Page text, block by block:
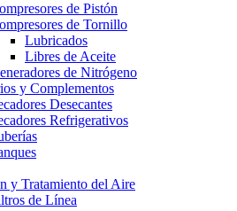
de Pistón
de Tornillo
Lubricados
Libres de Aceite
de Nitrógeno
y Complementos
Desecantes
Refrigerativos
y Tratamiento del Aire
de Línea